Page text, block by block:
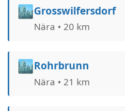
🏙️Grosswilfersdorf
Nära • 20 km
🏙️Rohrbrunn
Nära • 21 km